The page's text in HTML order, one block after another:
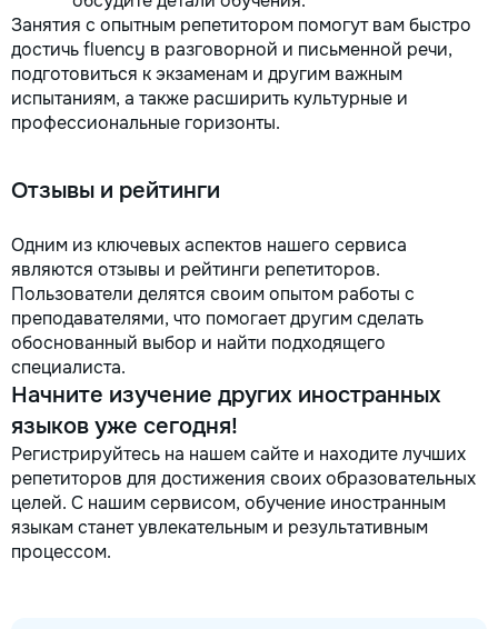
Занятия с опытным репетитором помогут вам быстро
достичь fluency в разговорной и письменной речи,
подготовиться к экзаменам и другим важным
испытаниям, а также расширить культурные и
профессиональные горизонты.
Отзывы и рейтинги
Одним из ключевых аспектов нашего сервиса
являются отзывы и рейтинги репетиторов.
Пользователи делятся своим опытом работы с
преподавателями, что помогает другим сделать
обоснованный выбор и найти подходящего
специалиста.
Начните изучение других иностранных
языков уже сегодня!
Регистрируйтесь на нашем сайте и находите лучших
репетиторов для достижения своих образовательных
целей. С нашим сервисом, обучение иностранным
языкам станет увлекательным и результативным
процессом.